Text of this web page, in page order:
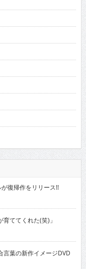
復帰作をリリース!!
ててくれた(笑)」
葉の新作イメージDVD